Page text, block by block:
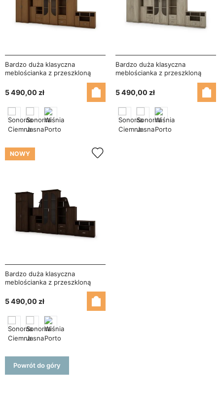
Bardzo duża klasyczna
meblościanka z przeszkloną
witryną, szafą i RTV 400×207
cm Wiśnia Porto – TEXAS +
Szafa + RTV
5 490,00 zł
Bardzo duża klasyczna
meblościanka z przeszkloną
witryną, szafą i RTV 400×207
cm Sonoma Jasna – TEXAS +
Szafa + RTV
5 490,00 zł
NOWY
Bardzo duża klasyczna
meblościanka z przeszkloną
witryną, szafą i RTV 400×207
cm Sonoma Ciemna – TEXAS +
Szafa + RTV
5 490,00 zł
Powrót do góry